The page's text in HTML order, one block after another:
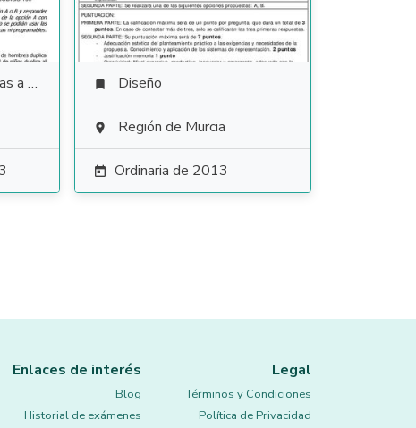
 Diseño
 Región de Murcia
 Ordinaria de 2013
Enlaces de interés
Blog
Historial de exámenes
Legal
Términos y Condiciones
Política de Privacidad